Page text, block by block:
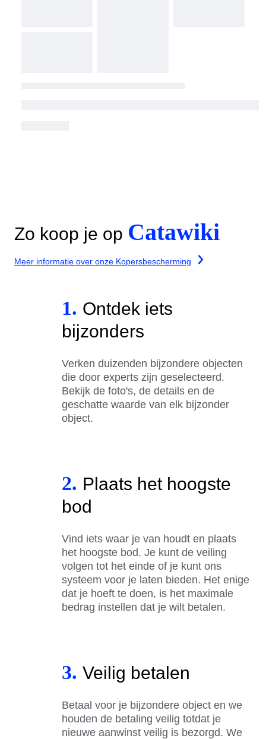
Zo koop je op Catawiki
Meer informatie over onze Kopersbescherming
1. Ontdek iets
bijzonders
Verken duizenden bijzondere objecten
die door experts zijn geselecteerd.
Bekijk de foto's, de details en de
geschatte waarde van elk bijzonder
object.
2. Plaats het hoogste
bod
Vind iets waar je van houdt en plaats
het hoogste bod. Je kunt de veiling
volgen tot het einde of je kunt ons
systeem voor je laten bieden. Het enige
dat je hoeft te doen, is het maximale
bedrag instellen dat je wilt betalen.
3. Veilig betalen
Betaal voor je bijzondere object en we
houden de betaling veilig totdat je
nieuwe aanwinst veilig is bezorgd. We